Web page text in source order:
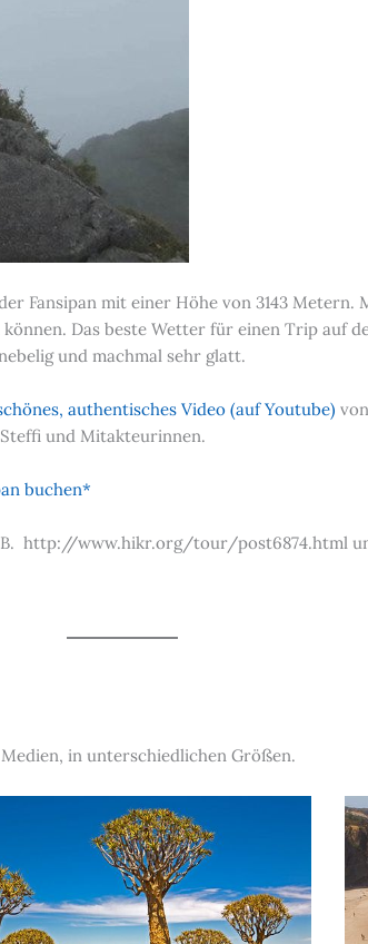
Fansipan mit einer Höhe von 3143
Das beste Wetter für einen Trip auf
und machmal sehr glatt.
authentisches Video (auf Youtube)
Steffi und Mitakteurinnen.
buchen*
B. http://www.hikr.org/tour/
in unterschiedlichen Größen.